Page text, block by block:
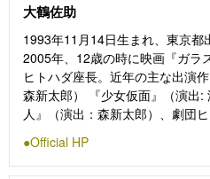
『染、色』（21）【映画】「お
MIRRORLIAR FILMS Season7「
ゾン・パリ」（24）【ドラマ】
「京都のお引越し」（23）、連
（19）など。
大鶴佐助
1993年11月14日生まれ、東京都
2005年、12歳の時に映画『ガラ
ヒトハダ座長。近年の主な出演
森新太郎） 『少女仮面』（演出
⼈』（演出：森新太郎）、劇団
郎）、『ジャズ大名』（演出：
回『兎、波を走る』（演出：野
Official HP